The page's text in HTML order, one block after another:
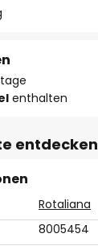
enthalten
entdecken
Rotaliana
8005454